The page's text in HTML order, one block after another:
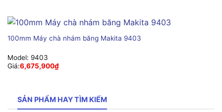
100mm Máy chà nhám băng Makita 9403
Model: 9403
Giá:6,675,900₫
SẢN PHẨM HAY TÌM KIẾM